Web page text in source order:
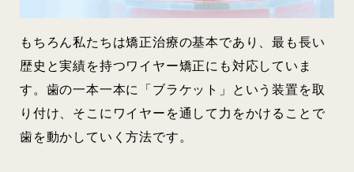
もちろん私たちは矯正治療の基本であり、最も長い
歴史と実績を持つワイヤー矯正にも対応していま
す。歯の一本一本に「ブラケット」という装置を取
り付け、そこにワイヤーを通して力をかけることで
歯を動かしていく方法です。